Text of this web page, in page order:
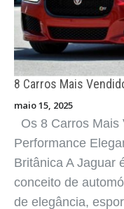
8 Carros Mais
maio 15, 2025
Os 8 Carros Mais
Força, Estilo e
é uma marca que